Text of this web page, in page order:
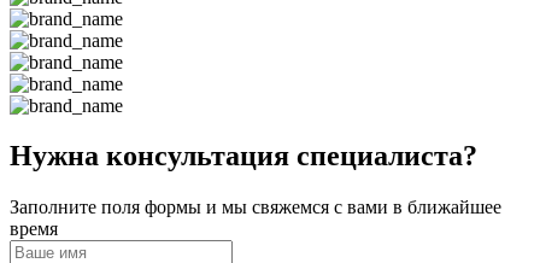
Нужна консультация специалиста?
Заполните поля формы и мы свяжемся с вами в ближайшее
время